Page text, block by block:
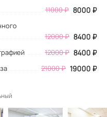
11000 ₽ 8000 ₽
12000 ₽ 8400 ₽
12000 ₽ 8400 ₽
21000 ₽ 19000 ₽